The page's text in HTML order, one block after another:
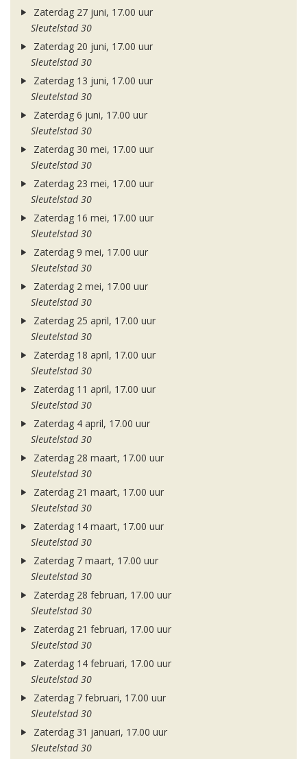
Zaterdag 27 juni, 17.00 uur
Sleutelstad 30
Zaterdag 20 juni, 17.00 uur
Sleutelstad 30
Zaterdag 13 juni, 17.00 uur
Sleutelstad 30
Zaterdag 6 juni, 17.00 uur
Sleutelstad 30
Zaterdag 30 mei, 17.00 uur
Sleutelstad 30
Zaterdag 23 mei, 17.00 uur
Sleutelstad 30
Zaterdag 16 mei, 17.00 uur
Sleutelstad 30
Zaterdag 9 mei, 17.00 uur
Sleutelstad 30
Zaterdag 2 mei, 17.00 uur
Sleutelstad 30
Zaterdag 25 april, 17.00 uur
Sleutelstad 30
Zaterdag 18 april, 17.00 uur
Sleutelstad 30
Zaterdag 11 april, 17.00 uur
Sleutelstad 30
Zaterdag 4 april, 17.00 uur
Sleutelstad 30
Zaterdag 28 maart, 17.00 uur
Sleutelstad 30
Zaterdag 21 maart, 17.00 uur
Sleutelstad 30
Zaterdag 14 maart, 17.00 uur
Sleutelstad 30
Zaterdag 7 maart, 17.00 uur
Sleutelstad 30
Zaterdag 28 februari, 17.00 uur
Sleutelstad 30
Zaterdag 21 februari, 17.00 uur
Sleutelstad 30
Zaterdag 14 februari, 17.00 uur
Sleutelstad 30
Zaterdag 7 februari, 17.00 uur
Sleutelstad 30
Zaterdag 31 januari, 17.00 uur
Sleutelstad 30